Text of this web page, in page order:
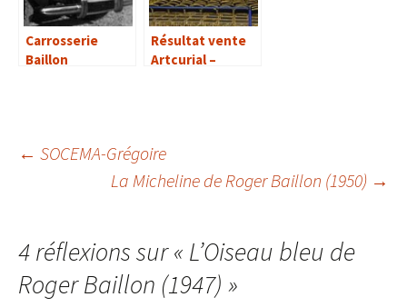
Carrosserie
Baillon
Résultat vente
Artcurial –
Navigation
articles
← SOCEMA-Grégoire
La Micheline de Roger Baillon (1950) →
4 réflexions sur « L’Oiseau bleu de
Roger Baillon (1947) »